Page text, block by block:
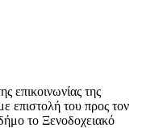
επικοινωνίας της
επιστολή του προς τον
το Ξενοδοχειακό